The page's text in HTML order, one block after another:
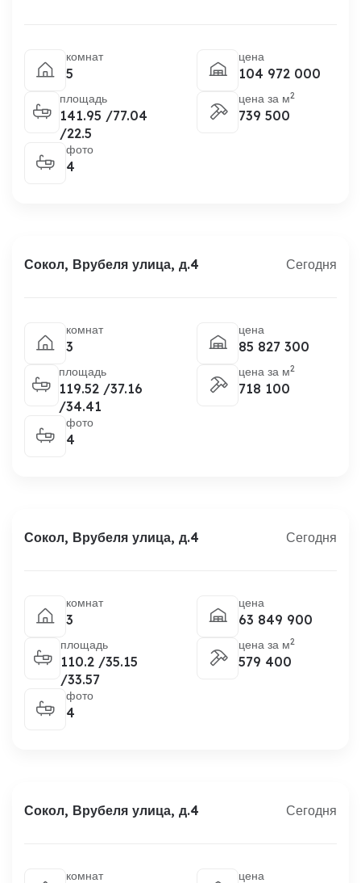
комнат
5
площадь
141.95 /77.04
/22.5
цена
104 972 000
цена за м2
739 500
фото
4
Сокол, Врубеля улица, д.4 Сегодня
комнат
3
площадь
119.52 /37.16
/34.41
цена
85 827 300
цена за м2
718 100
фото
4
Сокол, Врубеля улица, д.4 Сегодня
комнат
3
площадь
110.2 /35.15
/33.57
цена
63 849 900
цена за м2
579 400
фото
4
Сокол, Врубеля улица, д.4 Сегодня
комнат цена